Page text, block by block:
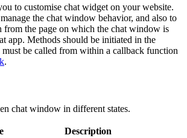
to customise chat widget on your website.
the chat window behavior, and also to
from the page on which the chat window is
app. Methods should be initiated in the
must be called from within a callback function
.
chat window in different states.
Description